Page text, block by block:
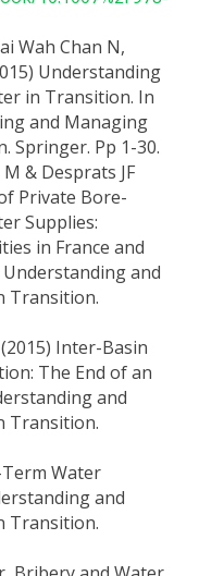
Wah Chan N,
Understanding
in Transition. In
and Managing
Springer. Pp 1-30.
& Desprats JF
Private Bore-
Supplies:
in France and
and
Transition.
Inter-Basin
The End of an
and
Transition.
Term Water
and
Transition.